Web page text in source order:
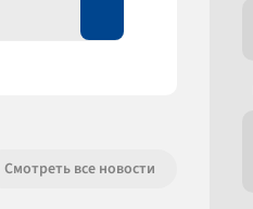
Смотреть все новости